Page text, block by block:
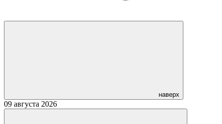
наверх
09 августа 2026